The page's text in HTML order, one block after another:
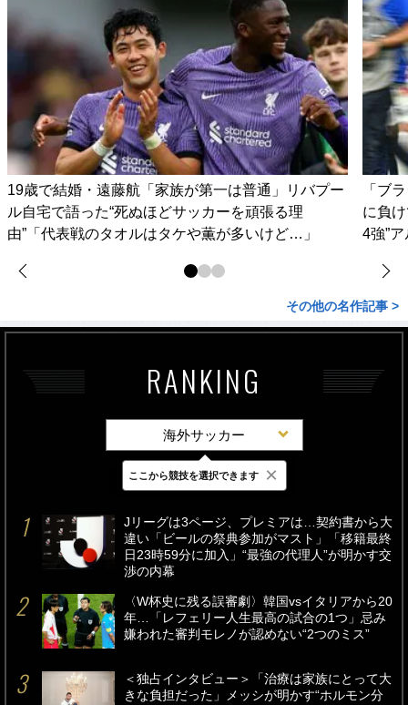
19歳で結婚・遠藤航「家族が第一は普通」リバプー
ル自宅で語った“死ぬほどサッカーを頑張る理
由”「代表戦のタオルはタケや薫が多いけど…」
「ブ
に負
4強”
その他の名作記事 >
RANKING
海外サッカー
最新 24時間 週間
Jリーグは3ページ、プレミアは…契約書から大
違い「ビールの祭典参加がマスト」「移籍最終
日23時59分に加入」“最強の代理人”が明かす交
渉の内幕
〈W杯史に残る誤審劇〉韓国vsイタリアから20
年…「レフェリー人生最高の試合の1つ」忌み
嫌われた審判モレノが認めない“2つのミス”
＜独占インタビュー＞「治療は家族にとって大
きな負担だった」メッシが明かす“ホルモン分
ここから競技を選択できます ×